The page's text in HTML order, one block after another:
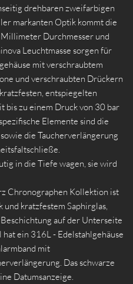
drehbaren zweifarbigen
markanten Optik kommt die
Durchmesser und
Leuchtmasse sorgen für
mit verschraubtem
und verschraubten Drückern
entspiegelten
bis zu einem Druck von 30 bar
Elemente sind die
die Taucherverlängerung
in die Tiefe wagen, sie wird
Chronographen Kollektion ist
kratzfestem Saphirglas,
auf der Unterseite
ein 316L - Edelstahlgehäuse
mit
Das schwarze
Datumsanzeige.